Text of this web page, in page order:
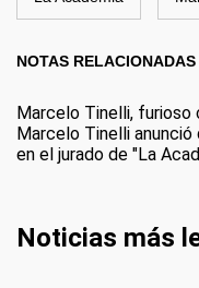
NOTAS RELACIONADAS
Marcelo Tinelli, furioso
Marcelo Tinelli anunció
en el jurado de "La
Noticias más